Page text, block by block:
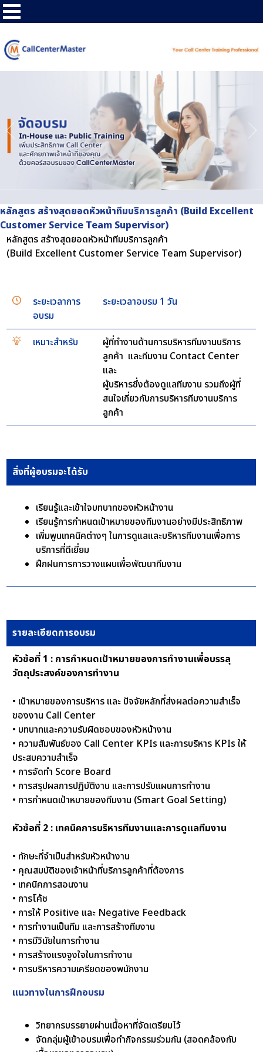
หลักสูตร สร้างสุดยอดหัวหน้าทีมบริการลูกค้า (Build Excellent
Customer Service Team Supervisor)
หลักสูตร สร้างสุดยอดหัวหน้าทีมบริการลูกค้า
(Build Excellent Customer Service Team Supervisor)
ระยะเวลาการ
อบรม
ระยะเวลาอบรม 1 วัน
เหมาะสำหรับ
ผู้ที่ทำงานด้านการบริหารทีมงานบริการ
ลูกค้า และทีมงาน Contact Center
และ
ผู้บริหารซึ่งต้องดูแลทีมงาน รวมถึงผู้ที่
สนใจเกี่ยวกับการบริหารทีมงานบริการ
ลูกค้า
สิ่งที่ผู้อบรมจะได้รับ
เรียนรู้และเข้าใจบทบาทของหัวหน้างาน
เรียนรู้การกำหนดเป้าหมายของทีมงานอย่างมีประสิทธิภาพ
เพิ่มพูนเทคนิคต่างๆ ในการดูแลและบริหารทีมงานเพื่อการ
บริการที่ดีเยี่ยม
ฝึกฝนการการวางแผนเพื่อพัฒนาทีมงาน
รายละเอียดการอบรม
หัวข้อที่ 1 : การกำหนดเป้าหมายของการทำงานเพื่อบรรลุ
วัตถุประสงค์ของการทำงาน
• เป้าหมายของการบริหาร และ ปัจจัยหลักที่ส่งผลต่อความสำเร็จ
ของงาน Call Center
• บทบาทและความรับผิดชอบของหัวหน้างาน
• ความสัมพันธ์ของ Call Center KPIs และการบริหาร KPIs ให้
ประสบความสำเร็จ
• การจัดทำ Score Board
• การสรุปผลการปฏิบัติงาน และการปรับแผนการทำงาน
• การกำหนดเป้าหมายของทีมงาน (Smart Goal Setting)
หัวข้อที่ 2 : เทคนิคการบริหารทีมงานและการดูแลทีมงาน
• ทักษะที่จำเป็นสำหรับหัวหน้างาน
• คุณสมบัติของเจ้าหน้าที่บริการลูกค้าที่ต้องการ
• เทคนิคการสอนงาน
• การโค้ช
• การให้ Positive และ Negative Feedback
• การทำงานเป็นทีม และการสร้างทีมงาน
• การมีวินัยในการทำงาน
• การสร้างแรงจูงใจในการทำงาน
• การบริหารความเครียดของพนักงาน
แนวทางในการฝึกอบรม
วิทยากรบรรยายผ่านเนื้อหาที่จัดเตรียมไว้
จัดกลุ่มผู้เข้าอบรมเพื่อทำกิจกรรมร่วมกัน (สอดคล้องกับ